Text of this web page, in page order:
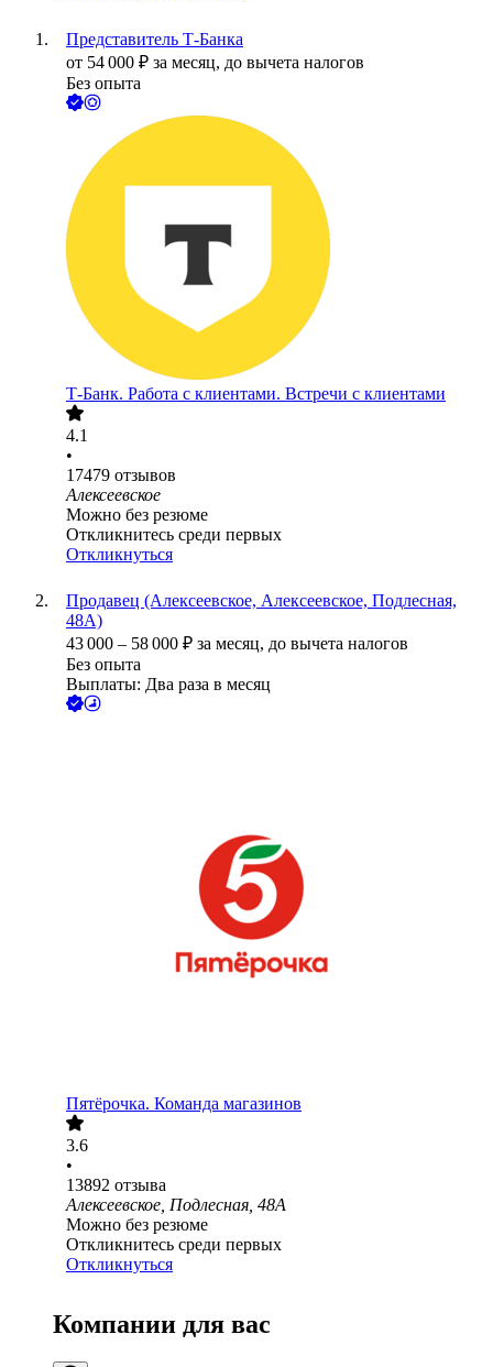
Представитель Т-Банка
от 54 000 ₽ за месяц, до вычета налогов
Без опыта
Т-Банк. Работа с клиентами. Встречи с клиентами
4.1
•
17479 отзывов
Алексеевское
Можно без резюме
Откликнитесь среди первых
Откликнуться
Продавец (Алексеевское, Алексеевское, Подлесная,
48А)
43 000 – 58 000 ₽ за месяц, до вычета налогов
Без опыта
Выплаты: Два раза в месяц
Пятёрочка. Команда магазинов
3.6
•
13892 отзыва
Алексеевское, Подлесная, 48А
Можно без резюме
Откликнитесь среди первых
Откликнуться
Компании для вас